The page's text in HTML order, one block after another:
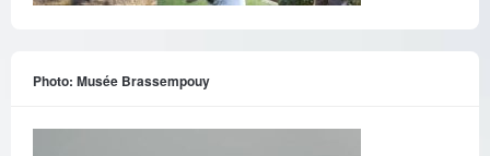
Photo: Musée Brassempouy